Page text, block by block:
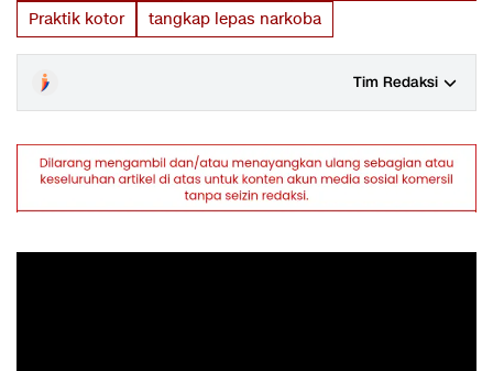
Praktik kotor
tangkap lepas narkoba
Tim Redaksi